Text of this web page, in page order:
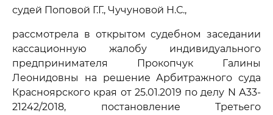
судей Поповой Г.Г., Чучуновой Н.С.,
рассмотрела в открытом судебном заседании
кассационную жалобу индивидуального
предпринимателя Прокопчук Галины
Леонидовны на решение Арбитражного суда
Красноярского края от 25.01.2019 по делу N А33-
21242/2018, постановление Третьего